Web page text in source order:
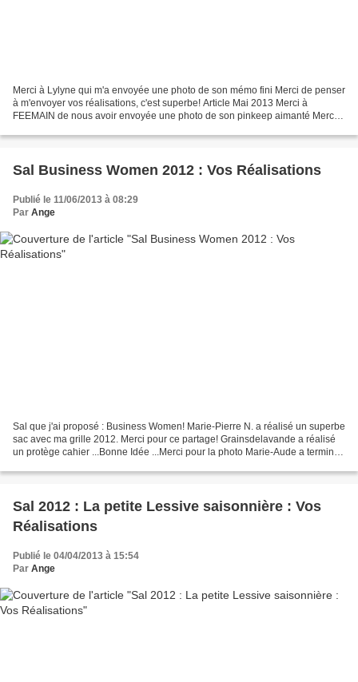
Merci à Lylyne qui m'a envoyée une photo de son mémo fini Merci de penser
à m'envoyer vos réalisations, c'est superbe! Article Mai 2013 Merci à
FEEMAIN de nous avoir envoyée une photo de son pinkeep aimanté Merci à
Sal Business Women 2012 : Vos Réalisations
Publié le 11/06/2013 à 08:29
Par Ange
Sal que j'ai proposé : Business Women! Marie-Pierre N. a réalisé un superbe
sac avec ma grille 2012. Merci pour ce partage! Grainsdelavande a réalisé
un protège cahier ...Bonne Idée ...Merci pour la photo Marie-Aude a terminé
Sal 2012 : La petite Lessive saisonnière : Vos
Réalisations
Publié le 04/04/2013 à 15:54
Par Ange